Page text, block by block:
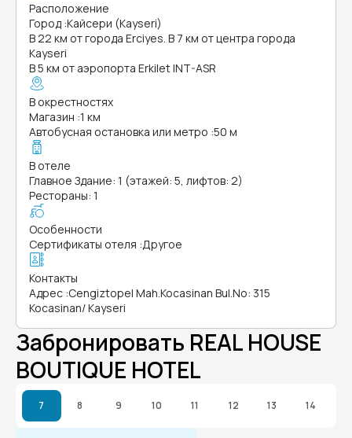
Расположение
Город :Кайсери (Kayseri)
В 22 км от города Erciyes. В 7 км от центра города
Kayseri
В 5 км от аэропорта Erkilet INT-ASR
В окрестностях
Магазин :1 км
Автобусная остановка или метро :50 м
В отеле
Главное Здание: 1 (этажей: 5, лифтов: 2)
Рестораны: 1
Особенности
Сертификаты отеля :Другое
Контакты
Адрес :Cengiztopel Mah.Kocasinan Bul.No: 315
Kocasinan/ Kayseri
Забронировать REAL HOUSE
BOUTIQUE HOTEL
7 8 9 10 11 12 13 14